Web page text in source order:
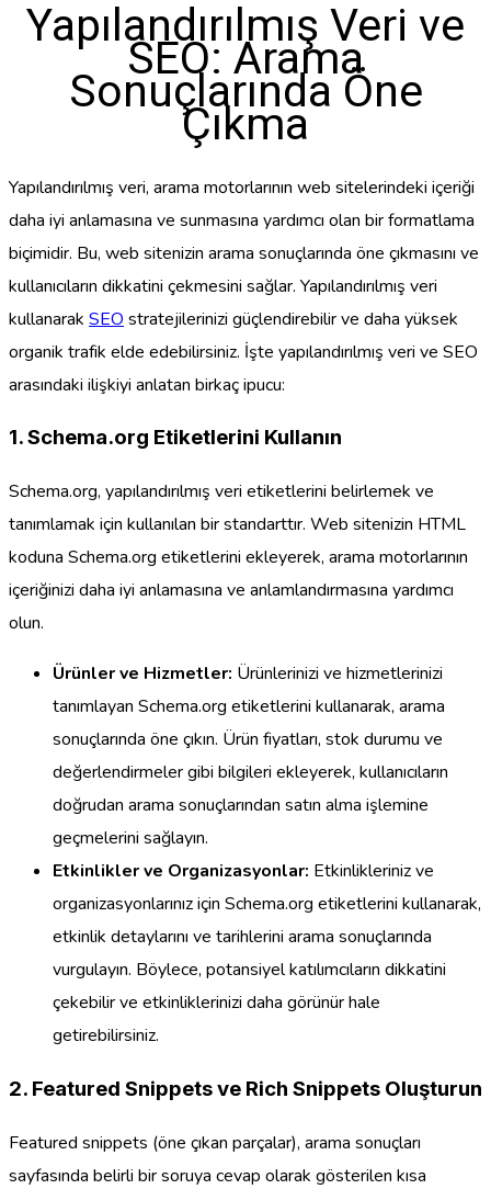
Yapılandırılmış Veri ve
SEO: Arama
Sonuçlarında Öne
Çıkma
Yapılandırılmış veri, arama motorlarının web sitelerindeki içeriği
daha iyi anlamasına ve sunmasına yardımcı olan bir formatlama
biçimidir. Bu, web sitenizin arama sonuçlarında öne çıkmasını ve
kullanıcıların dikkatini çekmesini sağlar. Yapılandırılmış veri
kullanarak SEO stratejilerinizi güçlendirebilir ve daha yüksek
organik trafik elde edebilirsiniz. İşte yapılandırılmış veri ve SEO
arasındaki ilişkiyi anlatan birkaç ipucu:
1. Schema.org Etiketlerini Kullanın
Schema.org, yapılandırılmış veri etiketlerini belirlemek ve
tanımlamak için kullanılan bir standarttır. Web sitenizin HTML
koduna Schema.org etiketlerini ekleyerek, arama motorlarının
içeriğinizi daha iyi anlamasına ve anlamlandırmasına yardımcı
olun.
Ürünler ve Hizmetler: Ürünlerinizi ve hizmetlerinizi
tanımlayan Schema.org etiketlerini kullanarak, arama
sonuçlarında öne çıkın. Ürün fiyatları, stok durumu ve
değerlendirmeler gibi bilgileri ekleyerek, kullanıcıların
doğrudan arama sonuçlarından satın alma işlemine
geçmelerini sağlayın.
Etkinlikler ve Organizasyonlar: Etkinlikleriniz ve
organizasyonlarınız için Schema.org etiketlerini kullanarak,
etkinlik detaylarını ve tarihlerini arama sonuçlarında
vurgulayın. Böylece, potansiyel katılımcıların dikkatini
çekebilir ve etkinliklerinizi daha görünür hale
getirebilirsiniz.
2. Featured Snippets ve Rich Snippets Oluşturun
Featured snippets (öne çıkan parçalar), arama sonuçları
sayfasında belirli bir soruya cevap olarak gösterilen kısa